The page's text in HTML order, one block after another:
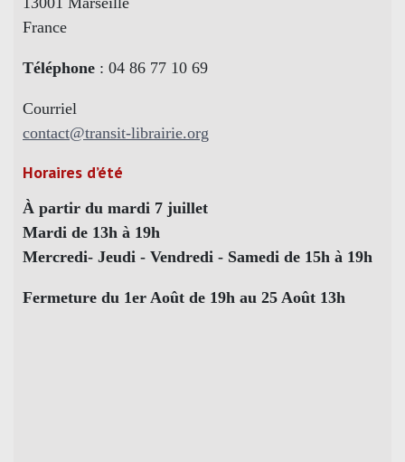
France
Téléphone : 04 86 77 10 69
Courriel
contact@transit-librairie.org
Horaires d’été
À partir du mardi 7 juillet
Mardi de 13h à 19h
Mercredi- Jeudi - Vendredi - Samedi de 15h à 19h
Fermeture du 1er Août de 19h au 25 Août 13h